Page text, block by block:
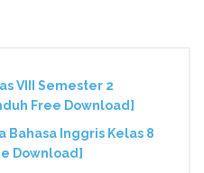
VIII Semester 2
Free Download]
Bahasa Inggris Kelas 8
Download]